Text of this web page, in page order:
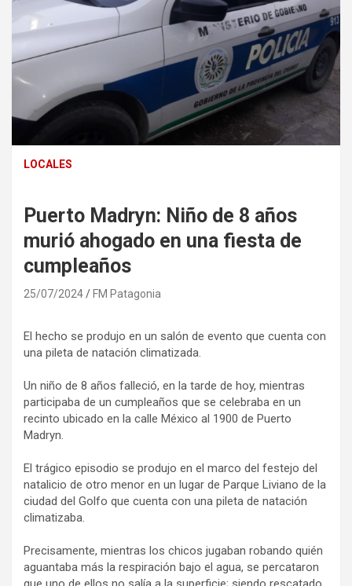
LOCALES
Puerto Madryn: Niño de 8 años
murió ahogado en una fiesta de
cumpleaños
25/07/2024 FM Patagonia
El hecho se produjo en un salón de evento que cuenta con
una pileta de natación climatizada.
Un niño de 8 años falleció, en la tarde de hoy, mientras
participaba de un cumpleaños que se celebraba en un
recinto ubicado en la calle México al 1900 de Puerto
Madryn.
El trágico episodio se produjo en el marco del festejo del
natalicio de otro menor en un lugar de Parque Liviano de la
ciudad del Golfo que cuenta con una pileta de natación
climatizaba.
Precisamente, mientras los chicos jugaban robando quién
aguantaba más la respiración bajo el agua, se percataron